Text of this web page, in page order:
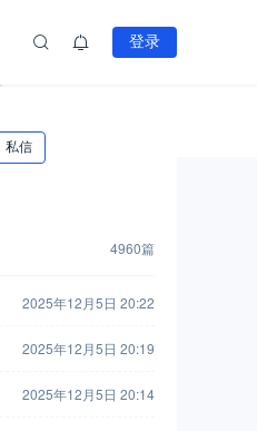
登录
私信
4960篇
2025年12月5日 20:22
2025年12月5日 20:19
2025年12月5日 20:14